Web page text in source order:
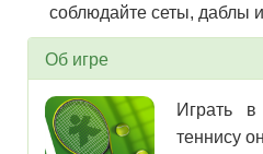
соблюдайте сеты, даблы
Об игре
Играть
теннису